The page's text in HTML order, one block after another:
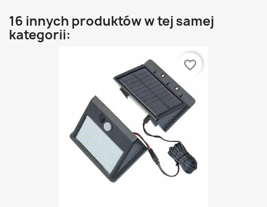
16 innych produktów w tej samej
kategorii:
favorite_border